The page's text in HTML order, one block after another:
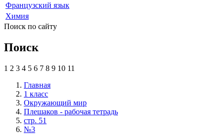
Французский язык
Химия
Поиск по сайту
Поиск
1 2 3 4 5 6 7 8 9 10 11
Главная
1 класс
Окружающий мир
Плешаков - рабочая тетрадь
стр. 51
№3